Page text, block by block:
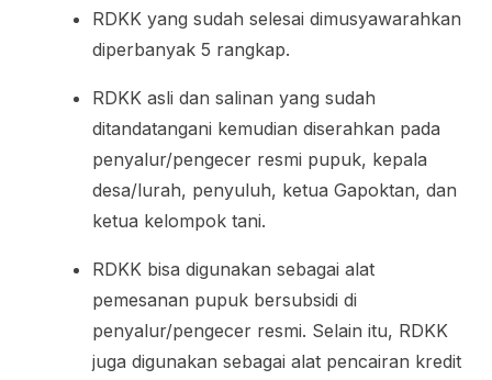
RDKK yang sudah selesai dimusyawarahkan
diperbanyak 5 rangkap.
RDKK asli dan salinan yang sudah
ditandatangani kemudian diserahkan pada
penyalur/pengecer resmi pupuk, kepala
desa/lurah, penyuluh, ketua Gapoktan, dan
ketua kelompok tani.
RDKK bisa digunakan sebagai alat
pemesanan pupuk bersubsidi di
penyalur/pengecer resmi. Selain itu, RDKK
juga digunakan sebagai alat pencairan kredit